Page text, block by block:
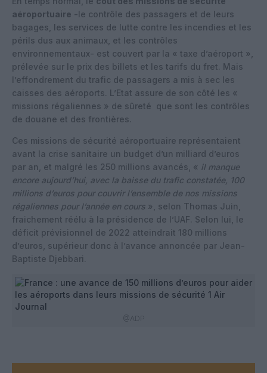
aéroportuaire -le contrôle des passagers et de leurs
bagages, les services de lutte contre les incendies et les
périls dus aux animaux, et les contrôles
environnementaux- est couvert par la « taxe d’aéroport »,
prélevée sur le prix des billets et les tarifs du fret. Mais
l’effondrement du trafic de passagers a mis à sec les
caisses des aéroports. L’Etat assure de son côté les «
missions régaliennes » de sûreté que sont les contrôles
de douane et des frontières.
Ces missions de sécurité aéroportuaire représentaient
avant la crise sanitaire un budget d’un milliard d’euros
par an, et malgré les 250 millions avancés, « il manque
encore aujourd’hui, avec la baisse du trafic constatée, 100
millions d’euros pour couvrir l’ensemble de nos missions
régaliennes pour l’année en cours », selon Thomas Juin,
fraichement réélu à la présidence de l’UAF. Selon lui, le
déficit prévisionnel de 2022 atteindrait 180 millions
d’euros, supérieur donc à l’avance annoncée par Jean-
Baptiste Djebbari.
@ADP